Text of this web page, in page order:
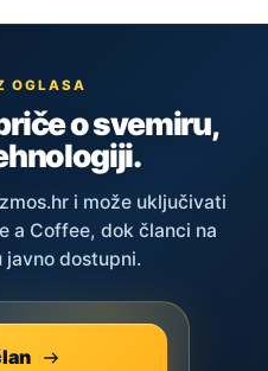
OGLASA
o svemiru,
i može uključivati
a Coffee, dok članci na
javno dostupni.